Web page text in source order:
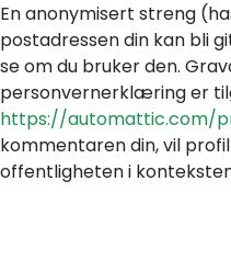
En anonymisert streng
postadressen din kan bli
se om du bruker den.
personvernerklæring er
https://automattic.com/
kommentaren din, vil
offentligheten i